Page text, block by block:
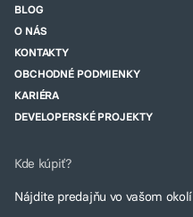
BLOG
O NÁS
KONTAKTY
OBCHODNÉ PODMIENKY
KARIÉRA
DEVELOPERSKÉ PROJEKTY
Kde kúpiť?
Nájdite predajňu vo vašom okolí